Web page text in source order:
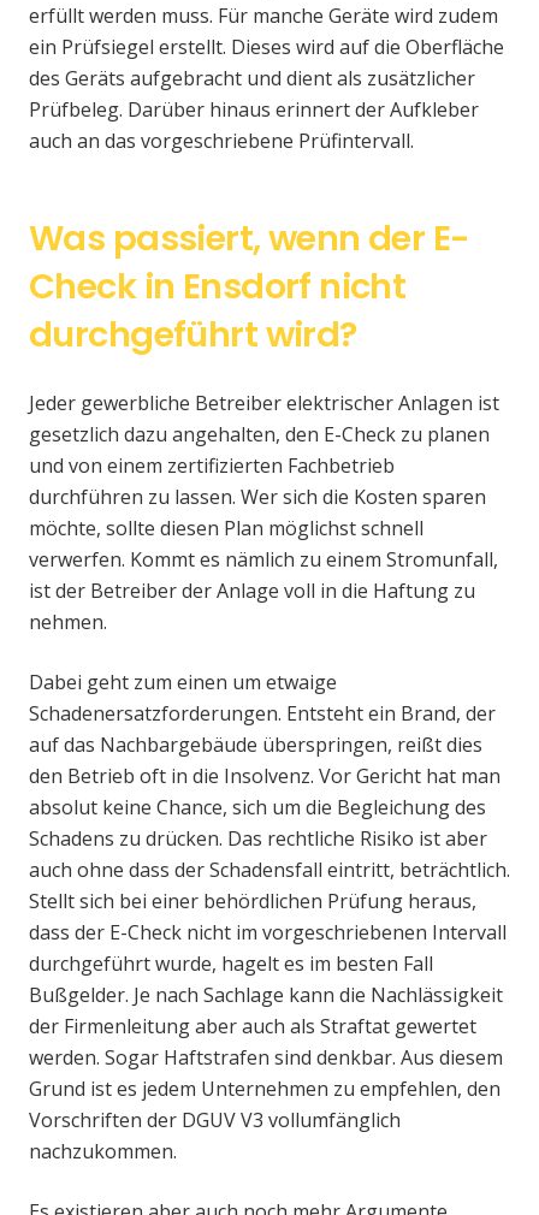
erfüllt werden muss. Für manche Geräte wird zudem
ein Prüfsiegel erstellt. Dieses wird auf die Oberfläche
des Geräts aufgebracht und dient als zusätzlicher
Prüfbeleg. Darüber hinaus erinnert der Aufkleber
auch an das vorgeschriebene Prüfintervall.
Was passiert, wenn der E-
Check in Ensdorf nicht
durchgeführt wird?
Jeder gewerbliche Betreiber elektrischer Anlagen ist
gesetzlich dazu angehalten, den E-Check zu planen
und von einem zertifizierten Fachbetrieb
durchführen zu lassen. Wer sich die Kosten sparen
möchte, sollte diesen Plan möglichst schnell
verwerfen. Kommt es nämlich zu einem Stromunfall,
ist der Betreiber der Anlage voll in die Haftung zu
nehmen.
Dabei geht zum einen um etwaige
Schadenersatzforderungen. Entsteht ein Brand, der
auf das Nachbargebäude überspringen, reißt dies
den Betrieb oft in die Insolvenz. Vor Gericht hat man
absolut keine Chance, sich um die Begleichung des
Schadens zu drücken. Das rechtliche Risiko ist aber
auch ohne dass der Schadensfall eintritt, beträchtlich.
Stellt sich bei einer behördlichen Prüfung heraus,
dass der E-Check nicht im vorgeschriebenen Intervall
durchgeführt wurde, hagelt es im besten Fall
Bußgelder. Je nach Sachlage kann die Nachlässigkeit
der Firmenleitung aber auch als Straftat gewertet
werden. Sogar Haftstrafen sind denkbar. Aus diesem
Grund ist es jedem Unternehmen zu empfehlen, den
Vorschriften der DGUV V3 vollumfänglich
nachzukommen.